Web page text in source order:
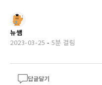
뉴쌤
2023-03-25 - 5분 걸림
답글달기